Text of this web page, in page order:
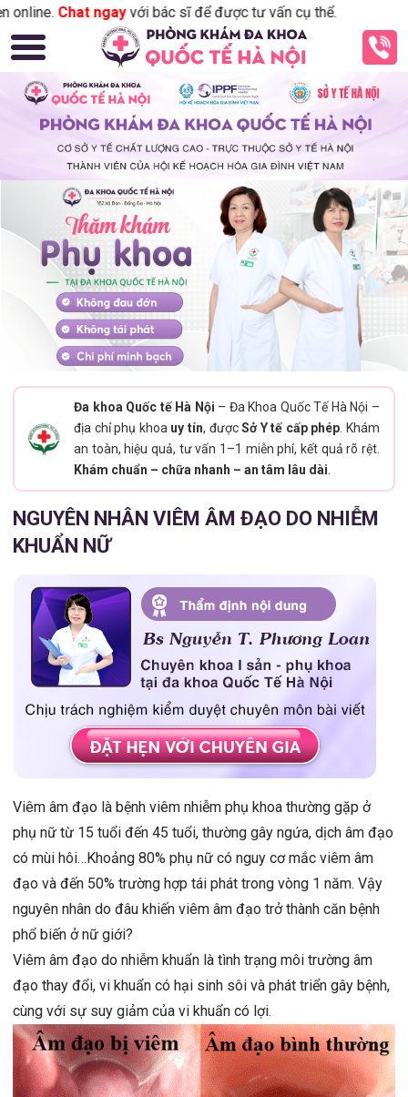
Chat ngayvới bác sĩ để được tư vấn cụ thể.
Đa khoa Quốc tế Hà Nội – Đa Khoa Quốc Tế Hà Nội –
địa chỉ phụ khoa uy tín, đượcSở Y tế cấp phép . Khám
an toàn, hiệu quả, tư vấn 1–1 miễn phí, kết quả rõ rệt.
Khám chuẩn – chữa nhanh – an tâm lâu dài
NGUYÊN NHÂN VIÊM ÂM ĐẠO DO NHIỄM
KHUẨN NỮ
Viêm âm đạo là bệnh viêm nhiễm phụ khoa thường gặp ở
phụ nữ từ 15 tuổi đến 45 tuổi, thường gây ngứa, dịch âm đạo
có mùi hôi…Khoảng 80% phụ nữ có nguy cơ mắc viêm âm
đạo và đến 50% trường hợp tái phát trong vòng 1 năm. Vậy
nguyên nhân do đâu khiến viêm âm đạo trở thành căn bệnh
phổ biến ở nữ giới?
Viêm âm đạo do nhiễm khuẩn là tình trạng môi trường âm
đạo thay đổi, vi khuẩn có hại sinh sôi và phát triển gây bệnh,
cùng với sự suy giảm của vi khuẩn có lợi.